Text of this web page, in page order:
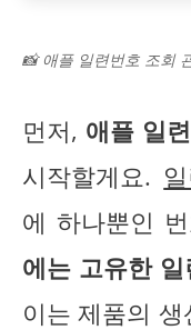
📸 애플 일련번호 조회
먼저, 애플 일
시작할게요.
에 하나뿐인
에는 고유한
이는 제품의